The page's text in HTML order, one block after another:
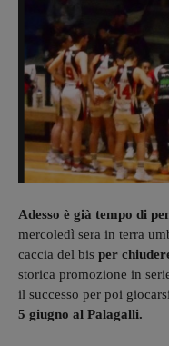
Adesso è già tempo di
mercoledì sera in terra
caccia del bis per
storica promozione in
il successo per poi
5 giugno al Palagalli.